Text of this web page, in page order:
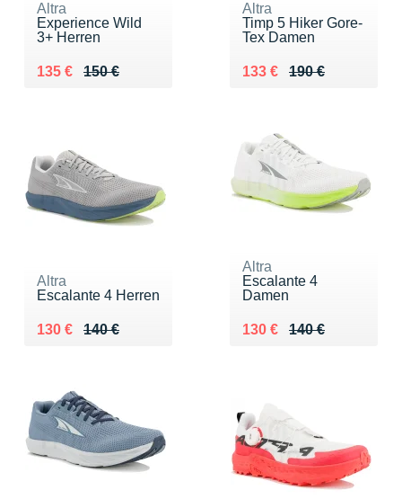
Altra
Experience Wild
3+ Herren
150 €
Au lieu de 150 €
135 €
Vendu 135 €
Altra
Timp 5 Hiker Gore-
Tex Damen
190 €
Au lieu de 190 €
133 €
Vendu 133 €
Altra
Escalante 4 Herren
140 €
Au lieu de 140 €
130 €
Vendu 130 €
Altra
Escalante 4
Damen
140 €
Au lieu de 140 €
130 €
Vendu 130 €